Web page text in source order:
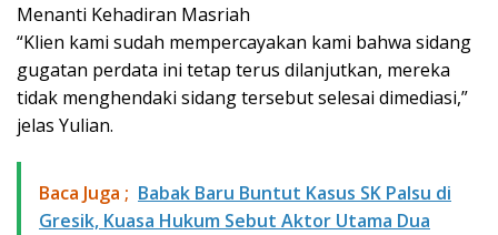
Menanti Kehadiran Masriah
“Klien kami sudah mempercayakan kami bahwa sidang
gugatan perdata ini tetap terus dilanjutkan, mereka
tidak menghendaki sidang tersebut selesai dimediasi,”
jelas Yulian.
Baca Juga ; Babak Baru Buntut Kasus SK Palsu di
Gresik, Kuasa Hukum Sebut Aktor Utama Dua